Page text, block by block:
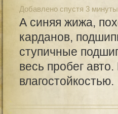
Добавлено спустя 3
А синяя жижа,
карданов,
ступичные
весь пробег
влагостойкостью.